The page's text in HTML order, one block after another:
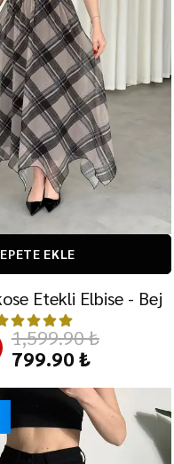
EKLE
Etekli Elbise - Bej
1,599.90 ₺
799.90 ₺